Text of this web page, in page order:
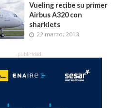
Vueling recibe su primer
Airbus A320 con
sharklets
22 marzo, 2013